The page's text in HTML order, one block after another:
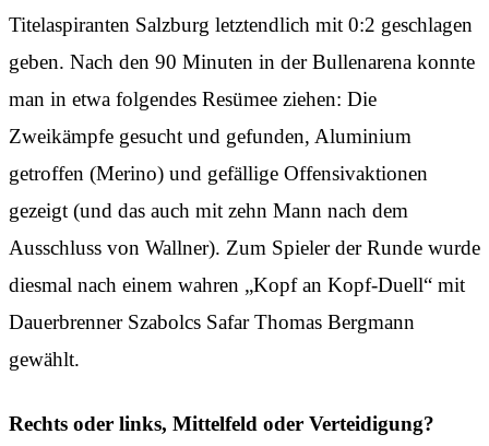
Titelaspiranten Salzburg letztendlich mit 0:2 geschlagen
geben. Nach den 90 Minuten in der Bullenarena konnte
man in etwa folgendes Resümee ziehen: Die
Zweikämpfe gesucht und gefunden, Aluminium
getroffen (Merino) und gefällige Offensivaktionen
gezeigt (und das auch mit zehn Mann nach dem
Ausschluss von Wallner). Zum Spieler der Runde wurde
diesmal nach einem wahren „Kopf an Kopf-Duell“ mit
Dauerbrenner Szabolcs Safar Thomas Bergmann
gewählt.
Rechts oder links, Mittelfeld oder Verteidigung?